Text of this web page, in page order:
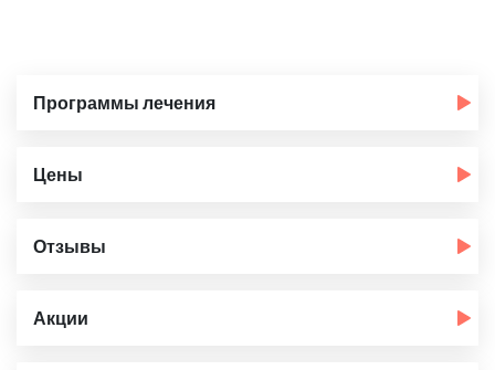
Программы лечения
Цены
Отзывы
Акции